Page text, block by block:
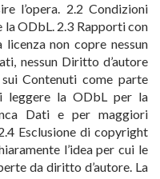
l’opera. 2.2 Condizioni
la ODbL. 2.3 Rapporti con
non copre nessun
nessun Diritto d’autore
Contenuti come parte
leggere la ODbL per la
Dati e per maggiori
Esclusione di copyright
l’idea per cui le
da diritto d’autore. La